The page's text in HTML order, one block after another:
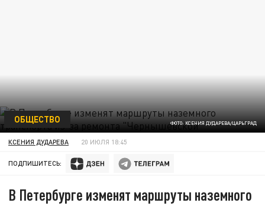
ФОТО: КСЕНИЯ ДУДАРЕВА/ЦАРЬГРАД
ОБЩЕСТВО
КСЕНИЯ ДУДАРЕВА 20 ИЮЛЯ 18:45
ПОДПИШИТЕСЬ:
В Петербурге изменят маршруты наземного